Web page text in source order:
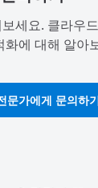
세요. 클라우
에 대해 알아
문가에게 문의하